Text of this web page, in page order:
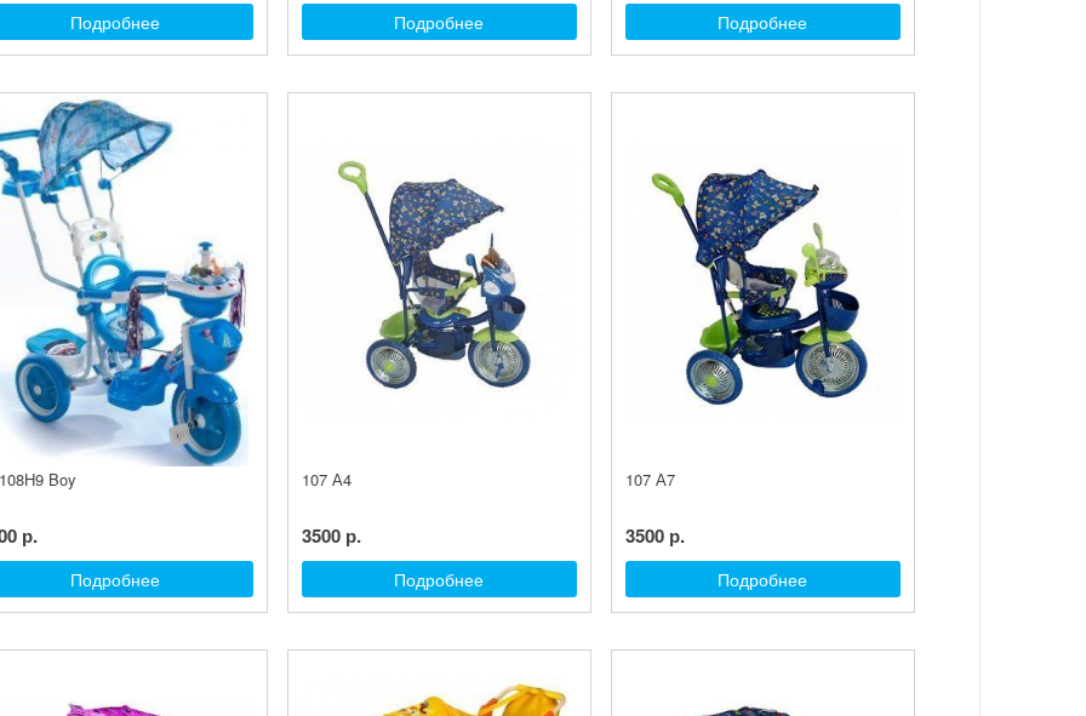
Подробнее Подробнее Подробнее
Boy
р.
Подробнее
107 А4
3500 р.
Подробнее
107 А7
3500 р.
Подробнее